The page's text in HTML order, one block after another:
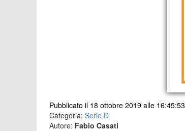
Pubblicato il 18 ottobre 2019 alle 16:45:53
Categoria: Serie D
Autore: Fabio Casati